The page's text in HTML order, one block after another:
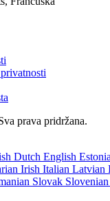
prava pridržana.
Dutch English
Irish Italian Latvian
Slovak Slovenian